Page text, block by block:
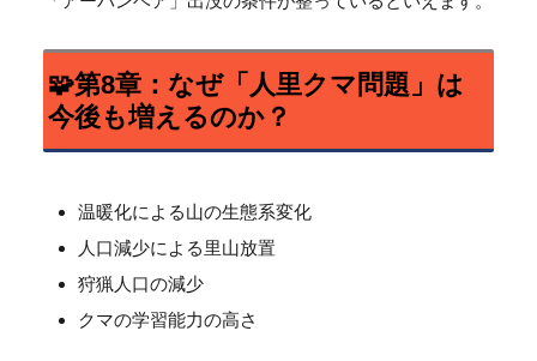
🧩第8章：なぜ「人里クマ問題」は
今後も増えるのか？
温暖化による山の生態系変化
人口減少による里山放置
狩猟人口の減少
クマの学習能力の高さ